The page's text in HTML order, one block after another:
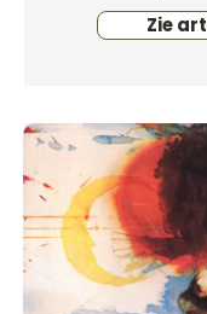
Zie